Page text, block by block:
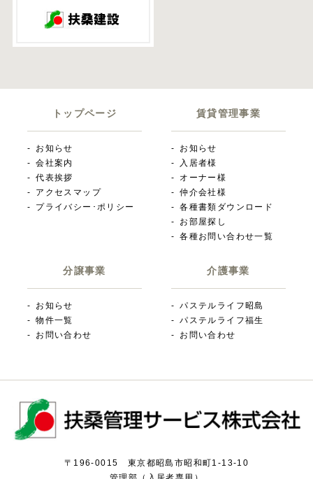
トップページ
お知らせ
会社案内
代表挨拶
アクセスマップ
プライバシー･ポリシー
賃貸管理事業
お知らせ
入居者様
オーナー様
仲介会社様
各種書類ダウンロード
お部屋探し
各種お問い合わせ一覧
分譲事業
お知らせ
物件一覧
お問い合わせ
介護事業
パステルライフ昭島
パステルライフ福生
お問い合わせ
〒196-0015 東京都昭島市昭和町1-13-10